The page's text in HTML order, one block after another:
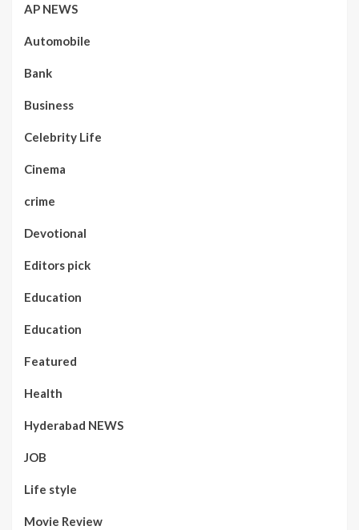
AP NEWS
Automobile
Bank
Business
Celebrity Life
Cinema
crime
Devotional
Editors pick
Education
Education
Featured
Health
Hyderabad NEWS
JOB
Life style
Movie Review